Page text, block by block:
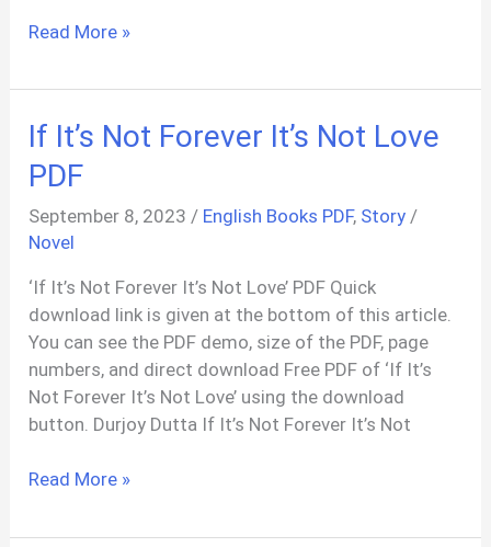
पंचतंत्र
कहानियाँ
Panchtantra
Ki
Hindi
PDF
Read More »
If It’s Not Forever It’s Not Love
PDF
September 8, 2023 / English Books PDF, Story /
Novel
‘If It’s Not Forever It’s Not Love’ PDF Quick
download link is given at the bottom of this article.
You can see the PDF demo, size of the PDF, page
numbers, and direct download Free PDF of ‘If It’s
Not Forever It’s Not Love’ using the download
button. Durjoy Dutta If It’s Not Forever It’s Not
If
Not
Read More »